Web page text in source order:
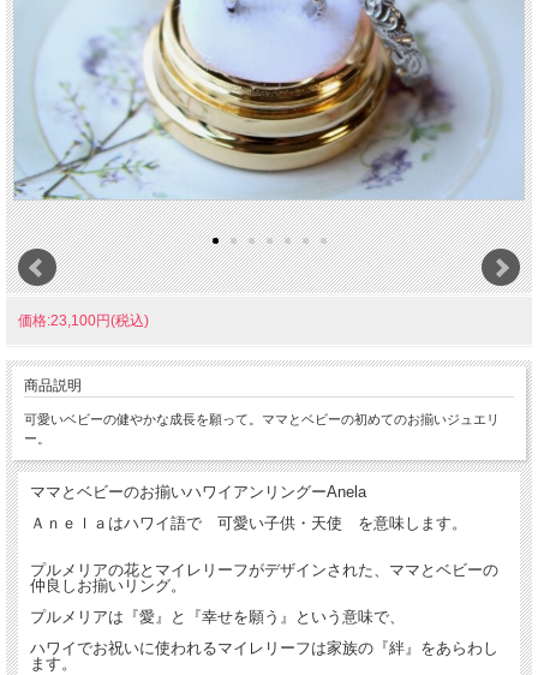
価格:23,100円(税込)
商品説明
可愛いベビーの健やかな成長を願って。ママとベビーの初めてのお揃いジュエリ
ー。
ママとベビーのお揃いハワイアンリングーAnela
Ａｎｅｌａはハワイ語で 可愛い子供・天使 を意味します。
プルメリアの花とマイレリーフがデザインされた、ママとベビーの
仲良しお揃いリング。
プルメリアは『愛』と『幸せを願う』という意味で、
ハワイでお祝いに使われるマイレリーフは家族の『絆』をあらわし
ます。